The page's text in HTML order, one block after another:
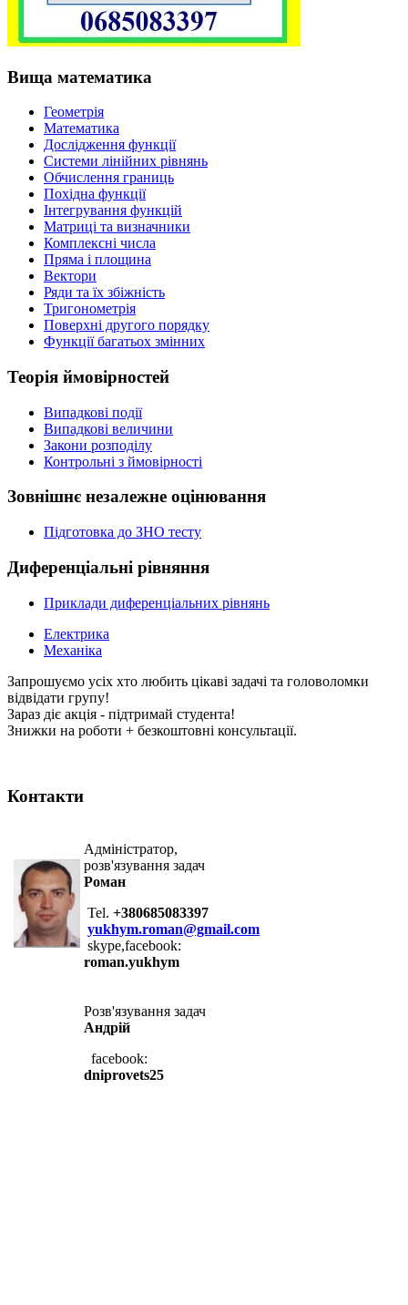
Вища математика
Геометрія
Математика
Дослідження функції
Системи лінійних рівнянь
Обчислення границь
Похідна функції
Інтегрування функцій
Матриці та визначники
Комплексні числа
Пряма і площина
Вектори
Ряди та їх збіжність
Тригонометрія
Поверхні другого порядку
Функції багатьох змінних
Теорія ймовірностей
Випадкові події
Випадкові величини
Закони розподілу
Контрольні з ймовірності
Зовнішнє незалежне оцінювання
Підготовка до ЗНО тесту
Диференціальні рівняння
Приклади диференціальних рівнянь
Електрика
Механіка
Запрошуємо усіх хто любить цікаві задачі та головоломки
відвідати групу!
Зараз діє акція - підтримай студента!
Знижки на роботи + безкоштовні консультації.
Контакти
Адміністратор,
розв'язування задач
Роман
Tel. +380685083397
yukhym.roman@gmail.com
skype,facebook:
roman.yukhym
Розв'язування задач
Андрій
facebook:
dniprovets25